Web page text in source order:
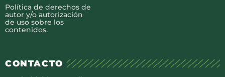
Política de derechos de
autor y/o autorización
de uso sobre los
contenidos.
CONTACTO